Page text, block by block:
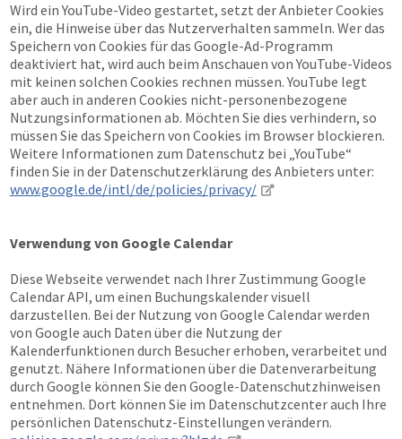
Wird ein YouTube-Video gestartet, setzt der Anbieter Cookies
ein, die Hinweise über das Nutzerverhalten sammeln. Wer das
Speichern von Cookies für das Google-Ad-Programm
deaktiviert hat, wird auch beim Anschauen von YouTube-Videos
mit keinen solchen Cookies rechnen müssen. YouTube legt
aber auch in anderen Cookies nicht-personenbezogene
Nutzungsinformationen ab. Möchten Sie dies verhindern, so
müssen Sie das Speichern von Cookies im Browser blockieren.
Weitere Informationen zum Datenschutz bei „YouTube“
finden Sie in der Datenschutzerklärung des Anbieters unter:
www.google.de/intl/de/policies/privacy/
Verwendung von Google Calendar
Diese Webseite verwendet nach Ihrer Zustimmung Google
Calendar API, um einen Buchungskalender visuell
darzustellen. Bei der Nutzung von Google Calendar werden
von Google auch Daten über die Nutzung der
Kalenderfunktionen durch Besucher erhoben, verarbeitet und
genutzt. Nähere Informationen über die Datenverarbeitung
durch Google können Sie den Google-Datenschutzhinweisen
entnehmen. Dort können Sie im Datenschutzcenter auch Ihre
persönlichen Datenschutz-Einstellungen verändern.